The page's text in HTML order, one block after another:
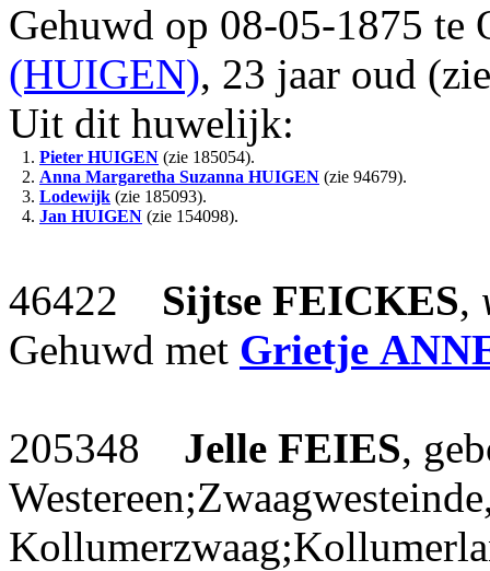
Gehuwd op 08-05-1875 te
(HUIGEN), 23 jaar oud
Uit dit huwelijk:
1. Pieter HUIGEN (zie 185054).
2. Anna Margaretha Suzanna HUIGEN (zie 94679).
3. Lodewijk (zie 185093).
4. Jan HUIGEN (zie 154098).
46422 Sijtse FEICKES,
Gehuwd met Grietje
205348 Jelle FEIES,